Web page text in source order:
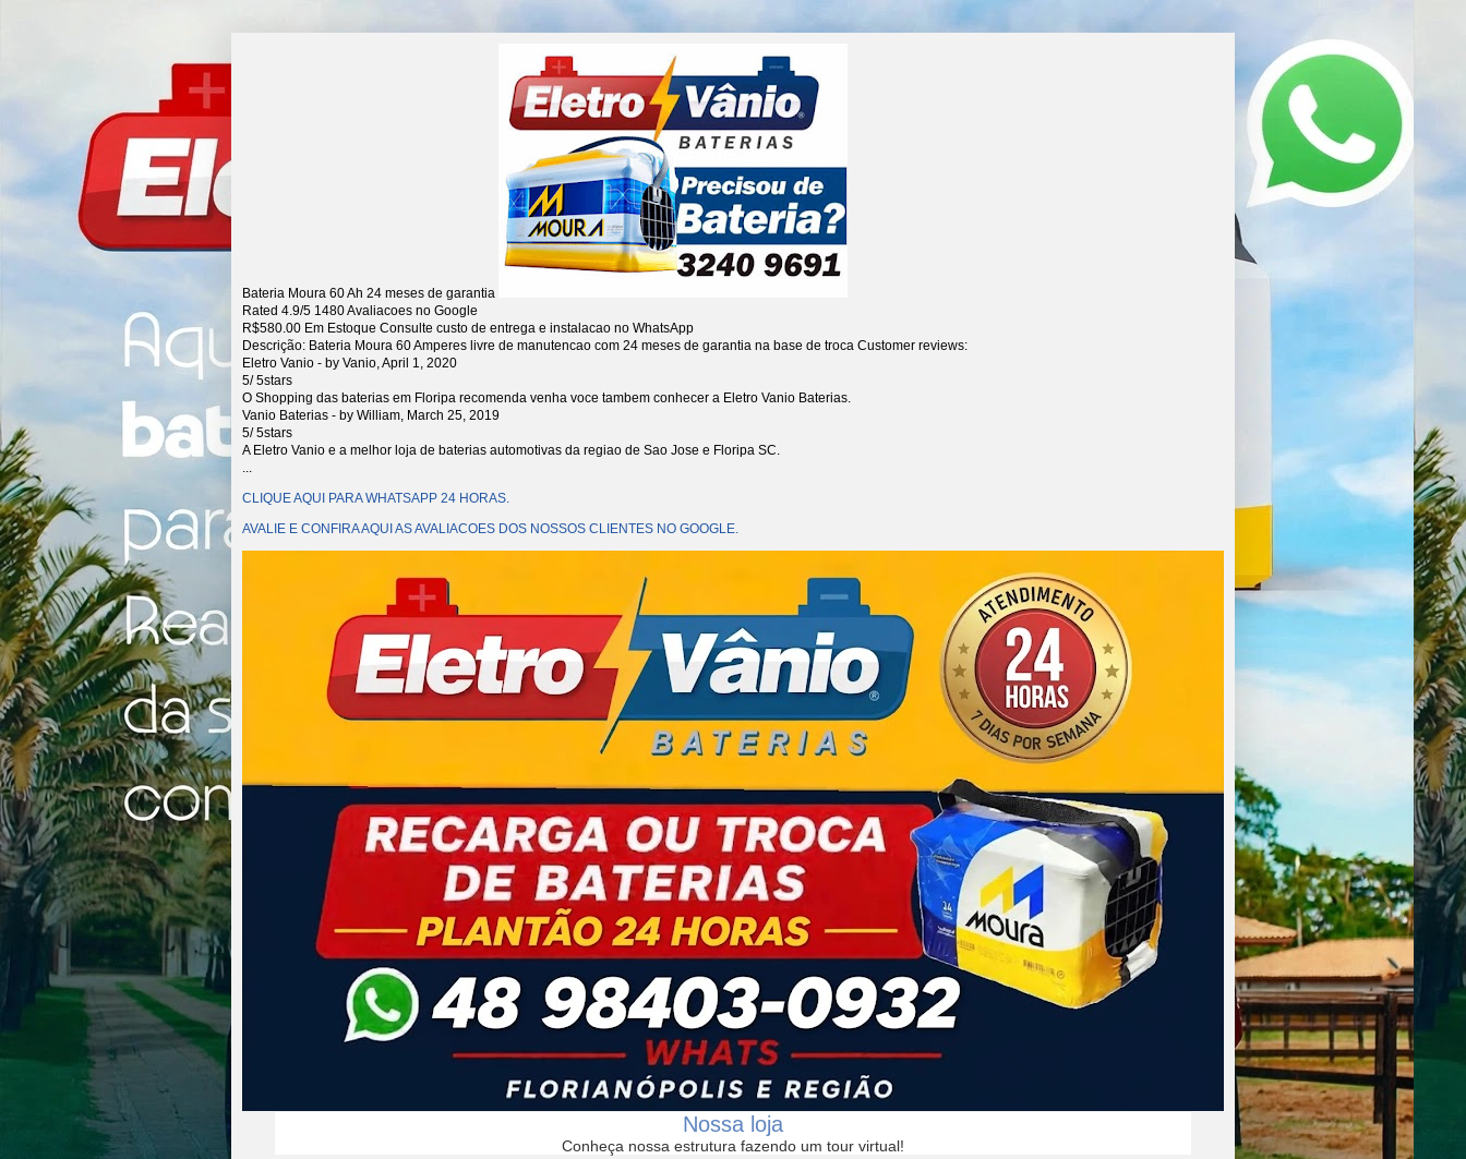
Bateria Moura 60 Ah 24 meses de garantia
Rated 4.9/5 1480Avaliacoes no Google
R$580.00 Em Estoque Consulte custo de entrega e instalacao no WhatsApp
Descrição: Bateria Moura 60 Amperes livre de manutencao com 24 meses de garantia na base de troca Customer reviews:
Eletro Vanio - by Vanio,April 1, 2020
5/5stars
O Shopping das baterias em Floripa recomenda venha voce tambem conhecer a Eletro Vanio Baterias.
Vanio Baterias - by William, March 25, 2019
5/5stars
A Eletro Vanio e a melhor loja de baterias automotivas da regiao de Sao Jose e Floripa SC.
...
CLIQUE AQUI PARA WHATSAPP 24 HORAS.
AVALIE E CONFIRA AQUI AS AVALIACOES DOS NOSSOS CLIENTES NO GOOGLE.
Nossa loja
Conheça nossa estrutura fazendo um tour virtual!